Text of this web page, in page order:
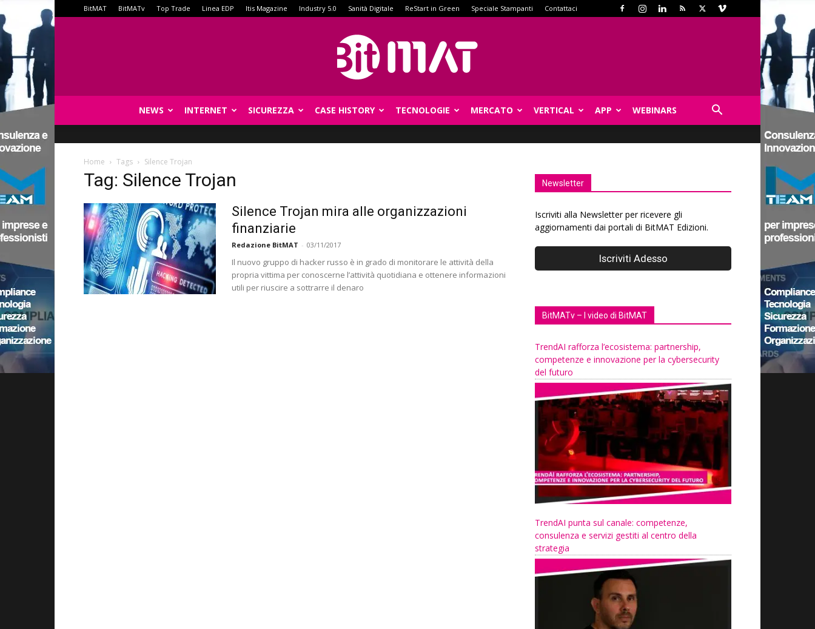
BitMAT BitMATv Top Trade Linea EDP Itis Magazine Industry 5.0 Sanità Digitale ReStart in Green Speciale Stampanti Contattaci
NEWS INTERNET SICUREZZA CASE HISTORY TECNOLOGIE MERCATO VERTICAL APP WEBINARS
Home Tags Silence Trojan
Tag: Silence Trojan
Silence Trojan mira alle organizzazioni
finanziarie
Redazione BitMAT - 03/11/2017
Il nuovo gruppo di hacker russo è in grado di monitorare le attività della
propria vittima per conoscerne l’attività quotidiana e ottenere informazioni
utili per riuscire a sottrarre il denaro
Newsletter
Iscriviti alla Newsletter per ricevere gli
aggiornamenti dai portali di BitMAT Edizioni.
BitMATv – I video di BitMAT
TrendAI rafforza l’ecosistema: partnership,
competenze e innovazione per la cybersecurity
del futuro
TrendAI punta sul canale: competenze,
consulenza e servizi gestiti al centro della
strategia